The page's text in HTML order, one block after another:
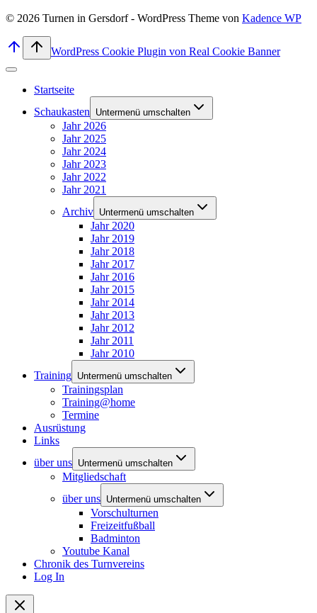
© 2026 Turnen in Gersdorf - WordPress Theme von Kadence WP
WordPress Cookie Plugin von Real Cookie Banner
Startseite
Schaukasten
Untermenü umschalten
Jahr 2026
Jahr 2025
Jahr 2024
Jahr 2023
Jahr 2022
Jahr 2021
Archiv Untermenü umschalten
Jahr 2020
Jahr 2019
Jahr 2018
Jahr 2017
Jahr 2016
Jahr 2015
Jahr 2014
Jahr 2013
Jahr 2012
Jahr 2011
Jahr 2010
Training Untermenü umschalten
Trainingsplan
Training@home
Termine
Ausrüstung
Links
über uns Untermenü umschalten
Mitgliedschaft
über uns Untermenü umschalten
Vorschulturnen
Freizeitfußball
Badminton
Youtube Kanal
Chronik des Turnvereins
Log In